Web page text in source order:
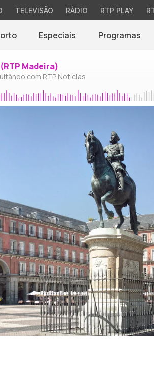
TELEVISÃO RÁDIO RTP PLAY
Especiais Programas
Madeira)
com RTP Notícias